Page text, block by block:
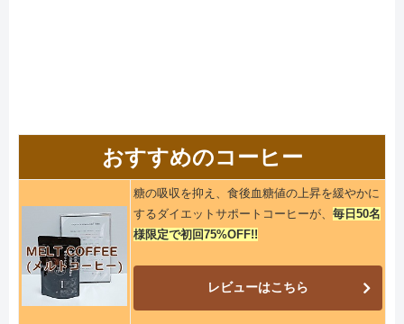
おすすめのコーヒー
糖の吸収を抑え、食後血糖値の上昇を緩やかに
するダイエットサポートコーヒーが、 毎日50名
様限定で初回75%OFF!!
レビューはこちら